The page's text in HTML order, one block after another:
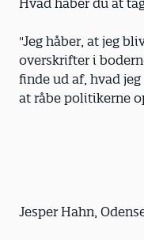
Hvad håber du at
"Jeg håber, at jeg
overskrifter i
finde ud af, hvad
at råbe politikerne
Jesper Hahn,